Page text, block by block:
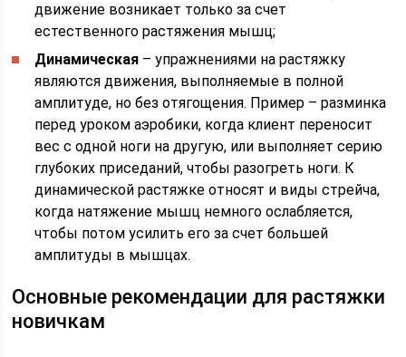
движение возникает только за счет
естественного растяжения мышц;
Динамическая – упражнениями на растяжку
являются движения, выполняемые в полной
амплитуде, но без отягощения. Пример – разминка
перед уроком аэробики, когда клиент переносит
вес с одной ноги на другую, или выполняет серию
глубоких приседаний, чтобы разогреть ноги. К
динамической растяжке относят и виды стрейча,
когда натяжение мышц немного ослабляется,
чтобы потом усилить его за счет большей
амплитуды в мышцах.
Основные рекомендации для растяжки
новичкам